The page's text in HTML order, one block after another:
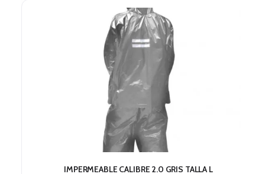
IMPERMEABLE CALIBRE 2.0 GRIS TALLA L